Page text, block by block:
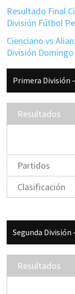
Resultado Final
División Fútbol
Cienciano vs
División
Barra
lateral
principal
Primera División
Resultados
Partidos
Clasificación
Segunda División
Resultados